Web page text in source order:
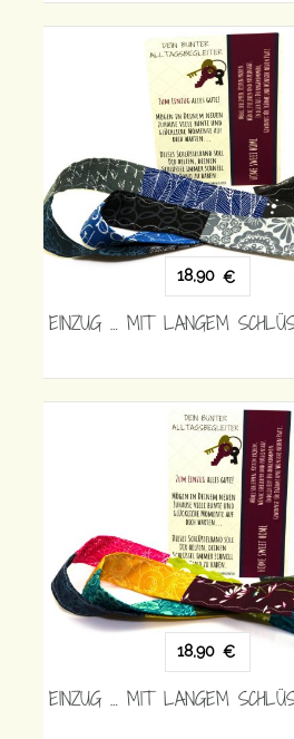
15,90
EINZUG … MIT KURZEM
15,90
EINZUG … MIT KURZEM